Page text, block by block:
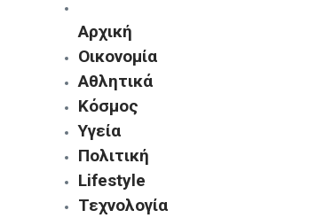
Αρχική
Οικονομία
Αθλητικά
Κόσμος
Υγεία
Πολιτική
Lifestyle
Τεχνολογία